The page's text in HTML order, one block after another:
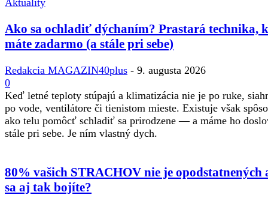
Aktuality
Ako sa ochladiť dýchaním? Prastará technika,
máte zadarmo (a stále pri sebe)
Redakcia MAGAZIN40plus - 9. augusta 2026
0
Keď letné teploty stúpajú a klimatizácia nie je po ruke,
po vode, ventilátore či tienistom mieste. Existuje však
ako telu pomôcť schladiť sa prirodzene — a máme ho
stále pri sebe. Je ním vlastný dych.
80% vašich STRACHOV nie je opodstatnených
sa aj tak bojíte?